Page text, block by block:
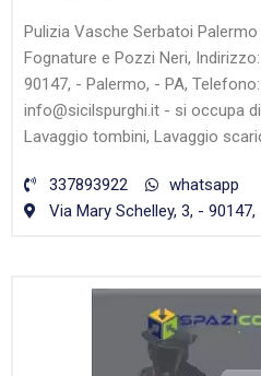
Pulizia Vasche Serbatoi
Fognature e Pozzi Neri,
90147, - Palermo, - PA,
info@sicilspurghi.it - si occupa
Lavaggio tombini, Lavaggio
337893922
whatsapp
Via Mary Schelley, 3, -